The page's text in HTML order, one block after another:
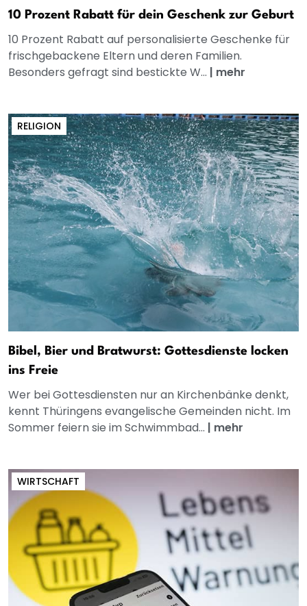
10 Prozent Rabatt für dein Geschenk zur Geburt
10 Prozent Rabatt auf personalisierte Geschenke für
frischgebackene Eltern und deren Familien.
Besonders gefragt sind bestickte W... | mehr
RELIGION
Bibel, Bier und Bratwurst: Gottesdienste locken
ins Freie
Wer bei Gottesdiensten nur an Kirchenbänke denkt,
kennt Thüringens evangelische Gemeinden nicht. Im
Sommer feiern sie im Schwimmbad... | mehr
WIRTSCHAFT